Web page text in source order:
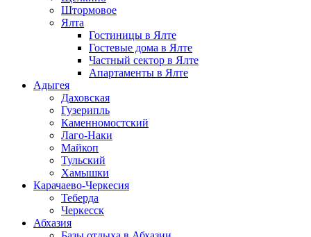
Штормовое
Ялта
Гостиницы в Ялте
Гостевые дома в Ялте
Частный сектор в Ялте
Апартаменты в Ялте
Адыгея
Даховская
Гузерипль
Каменномостский
Лаго-Наки
Майкоп
Тульский
Хамышки
Карачаево-Черкесия
Теберда
Черкесск
Абхазия